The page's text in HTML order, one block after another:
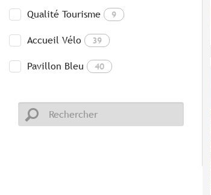
Qualité Tourisme 9
Accueil Vélo 39
Pavillon Bleu 40